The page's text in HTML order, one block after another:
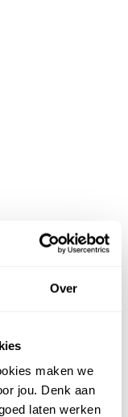
Over
maken we
jou. Denk aan
laten werken